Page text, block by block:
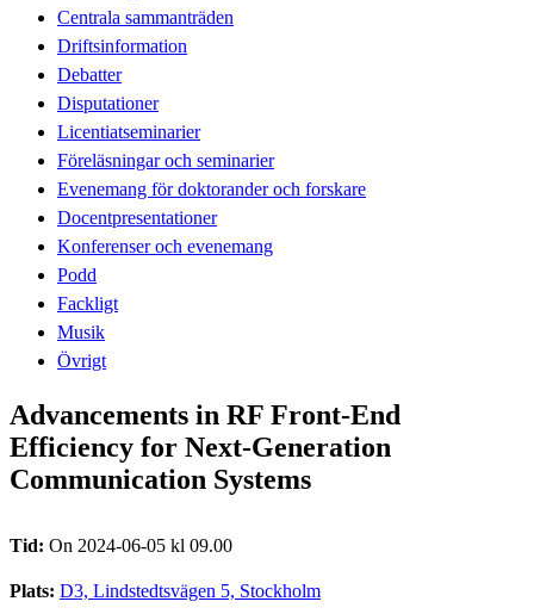
Centrala sammanträden
Driftsinformation
Debatter
Disputationer
Licentiatseminarier
Föreläsningar och seminarier
Evenemang för doktorander och forskare
Docentpresentationer
Konferenser och evenemang
Podd
Fackligt
Musik
Övrigt
Advancements in RF Front-End
Efficiency for Next-Generation
Communication Systems
Tid: On 2024-06-05 kl 09.00
Plats: D3, Lindstedtsvägen 5, Stockholm